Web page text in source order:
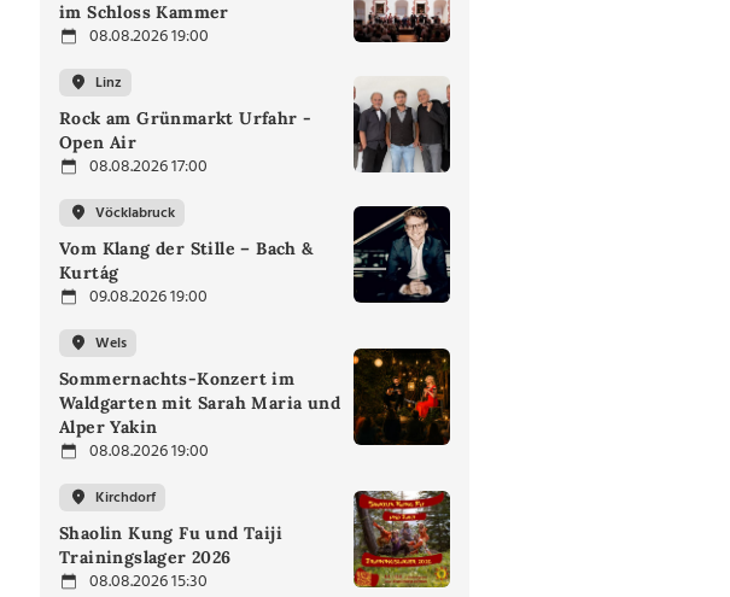
im Schloss Kammer
08.08.2026 19:00
Linz
Rock am Grünmarkt Urfahr -
Open Air
08.08.2026 17:00
Vöcklabruck
Vom Klang der Stille – Bach &
Kurtág
09.08.2026 19:00
Wels
Sommernachts-Konzert im
Waldgarten mit Sarah Maria und
Alper Yakin
08.08.2026 19:00
Kirchdorf
Shaolin Kung Fu und Taiji
Trainingslager 2026
08.08.2026 15:30